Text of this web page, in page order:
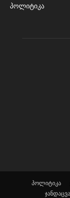
პოლიტიკა
პოლიტიკა
ჯანდაცვა